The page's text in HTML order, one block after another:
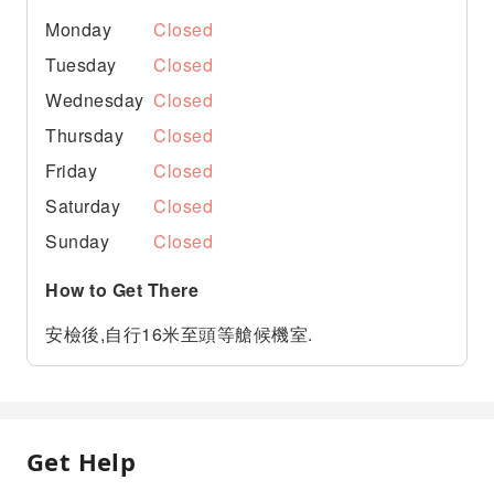
Monday
Closed
Tuesday
Closed
Wednesday Closed
Thursday
Closed
Friday
Closed
Saturday
Closed
Sunday
Closed
How to Get There
安檢後,自行16米至頭等艙候機室.
Get Help